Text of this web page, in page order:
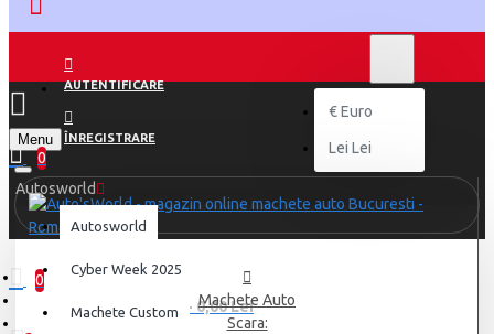
AUTENTIFICARE
ÎNREGISTRARE
€Euro
Lei Lei
Menu
0
0
0 produs(e) - 0,00 Lei
Autosworld
Autosworld
Cyber Week 2025
Machete Custom
Machete Auto
Scara: